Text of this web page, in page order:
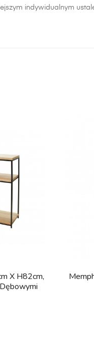
indywidualnym
X H82cm,